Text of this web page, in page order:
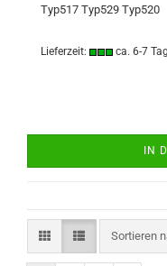
Typ517 Typ529 Typ520
Lieferzeit: ca. 6-7
IN
Sortieren
Sortieren